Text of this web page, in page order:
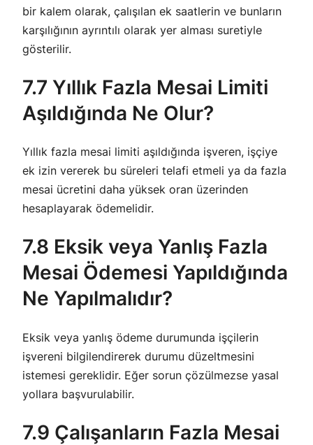
bir kalem olarak, çalışılan ek saatlerin ve bunların
karşılığının ayrıntılı olarak yer alması suretiyle
gösterilir.
7.7 Yıllık Fazla Mesai Limiti
Aşıldığında Ne Olur?
Yıllık fazla mesai limiti aşıldığında işveren, işçiye
ek izin vererek bu süreleri telafi etmeli ya da fazla
mesai ücretini daha yüksek oran üzerinden
hesaplayarak ödemelidir.
7.8 Eksik veya Yanlış Fazla
Mesai Ödemesi Yapıldığında
Ne Yapılmalıdır?
Eksik veya yanlış ödeme durumunda işçilerin
işvereni bilgilendirerek durumu düzeltmesini
istemesi gereklidir. Eğer sorun çözülmezse yasal
yollara başvurulabilir.
7.9 Çalışanların Fazla Mesai